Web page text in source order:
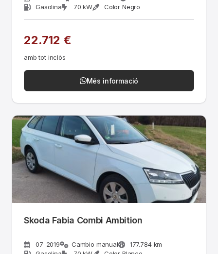
Gasolina
70 kW Color Negro
22.712 €
amb tot inclòs
Més informació
Skoda Fabia Combi Ambition
07-2019 Cambio manual
177.784 km